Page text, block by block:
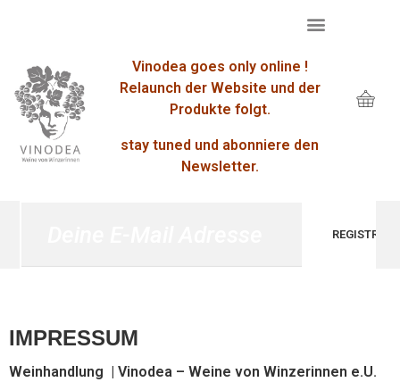
Vinodea goes only online !
Relaunch der Website und der
Produkte folgt.
stay tuned und abonniere den
Newsletter.
IMPRESSUM
Weinhandlung | Vinodea – Weine von Winzerinnen e.U.